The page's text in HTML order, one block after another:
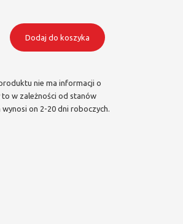
Dodaj do koszyka
nie ma informacji o
w zależności od stanów
on 2-20 dni roboczych.